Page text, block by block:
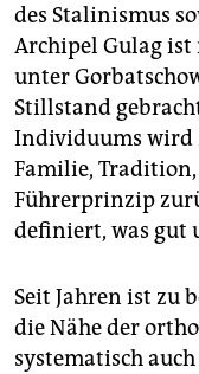
des Stalinismus
Archipel Gulag ist
unter
Stillstand
Individuums wird
Familie,
Führerprinzip
definiert, was gut
Seit Jahren ist zu
die Nähe der
systematisch